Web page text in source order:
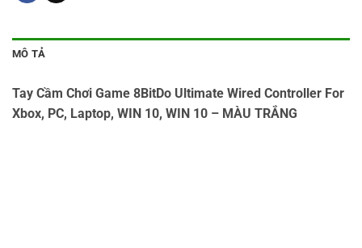
MÔ TẢ
Tay Cầm Chơi Game 8BitDo Ultimate Wired Controller For
Xbox, PC, Laptop, WIN 10, WIN 10 – MÀU TRẮNG